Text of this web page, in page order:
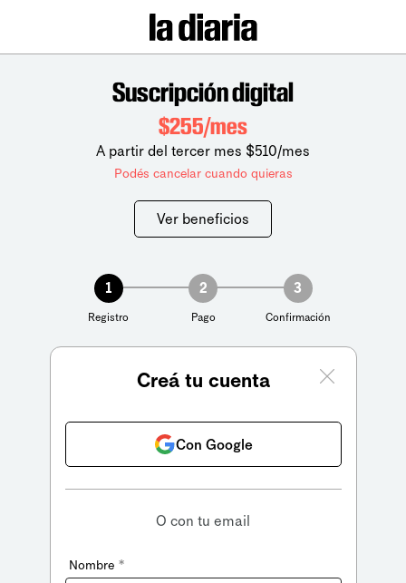
Suscripción digital
$255/mes
A partir del tercer mes $510/mes
Podés cancelar cuando quieras
Ver beneficios
1
Registro
2
Pago
3
Confirmación
Creá tu cuenta
Con Google
O con tu email
Nombre *